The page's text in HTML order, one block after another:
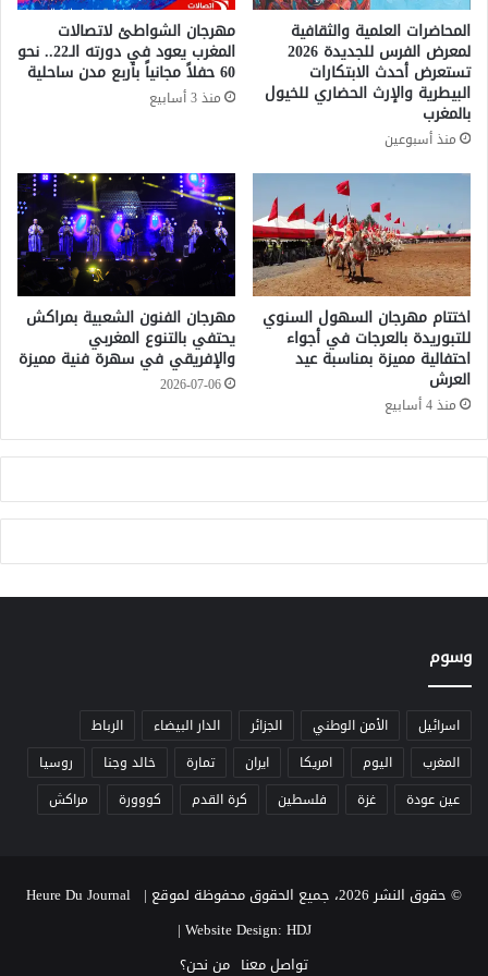
ط
ي
ح
ت
ف
ل
ب
د
ت
ه
ا
ل
ث
ل
ا
ث
ن
ي
أ
ر
0
2
أ
د
و
ي
ة
ل
إ
ه
ا
ض
ب
ش
ك
ل
غ
ي
ق
ن
و
ي
ي
ن
س
المحاضرات العلمية والثقافية
لمعرض الفرس للجديدة 2026
تستعرض أحدث الابتكارات
البيطرية والإرث الحضاري للخيول
بالمغرب
منذ أسبوعين
مهرجان الشواطئ لاتصالات
المغرب يعود في دورته الـ22.. نحو
60 حفلاً مجانياً بأربع مدن ساحلية
منذ 3 أسابيع
اختتام مهرجان السهول السنوي
للتبوريدة بالعرجات في أجواء
احتفالية مميزة بمناسبة عيد
العرش
منذ 4 أسابيع
مهرجان الفنون الشعبية بمراكش
يحتفي بالتنوع المغربي
والإفريقي في سهرة فنية مميزة
2026-07-06
وسوم
اسرائيل الأمن الوطني الجزائر الدار البيضاء
الرباط
المغرب
اليوم امريكا ايران تمارة خالد وجنا
روسيا
عين عودة
غزة فلسطين كرة القدم كووورة مراكش
© حقوق النشر 2026، جميع الحقوق محفوظة لموقع Heure Du Journal |
Website Design: HDJ
|
تواصل معنا من نحن؟